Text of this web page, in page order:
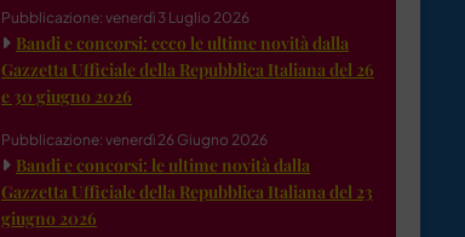
Pubblicazione: venerdì 3 Luglio 2026
Bandi e concorsi: ecco le ultime novità dalla
Gazzetta Ufficiale della Repubblica Italiana del 26
e 30 giugno 2026
Pubblicazione: venerdì 26 Giugno 2026
Bandi e concorsi: le ultime novità dalla
Gazzetta Ufficiale della Repubblica Italiana del 23
giugno 2026